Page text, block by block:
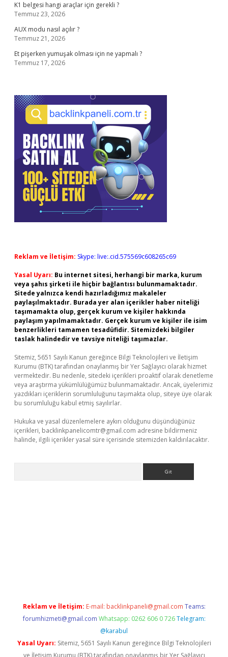
K1 belgesi hangi araçlar için gerekli ?
Temmuz 23, 2026
AUX modu nasıl açılır ?
Temmuz 21, 2026
Et pişerken yumuşak olması için ne yapmalı ?
Temmuz 17, 2026
Reklam ve İletişim: Skype: live:.cid.575569c608265c69
Yasal Uyarı: Bu internet sitesi, herhangi bir marka, kurum
veya şahıs şirketi ile hiçbir bağlantısı bulunmamaktadır.
Sitede yalnızca kendi hazırladığımız makaleler
paylaşılmaktadır. Burada yer alan içerikler haber niteliği
taşımamakta olup, gerçek kurum ve kişiler hakkında
paylaşım yapılmamaktadır. Gerçek kurum ve kişiler ile isim
benzerlikleri tamamen tesadüfidir. Sitemizdeki bilgiler
taslak halindedir ve tavsiye niteliği taşımazlar.
Sitemiz, 5651 Sayılı Kanun gereğince Bilgi Teknolojileri ve İletişim
Kurumu (BTK) tarafından onaylanmış bir Yer Sağlayıcı olarak hizmet
vermektedir. Bu nedenle, sitedeki içerikleri proaktif olarak denetleme
veya araştırma yükümlülüğümüz bulunmamaktadır. Ancak, üyelerimiz
yazdıkları içeriklerin sorumluluğunu taşımakta olup, siteye üye olarak
bu sorumluluğu kabul etmiş sayılırlar.
Hukuka ve yasal düzenlemelere aykırı olduğunu düşündüğünüz
içerikleri, backlinkpanelicomtr@gmail.com adresine bildirmeniz
halinde, ilgili içerikler yasal süre içerisinde sitemizden kaldırılacaktır.
Reklam ve İletişim: E-mail: backlinkpaneli@gmail.com Teams:
forumhizmeti@gmail.com Whatsapp: 0262 606 0 726 Telegram:
@karabul
Yasal Uyarı: Sitemiz, 5651 Sayılı Kanun gereğince Bilgi Teknolojileri
ve İletişim Kurumu (BTK) tarafından onaylanmış bir Yer Sağlayıcı